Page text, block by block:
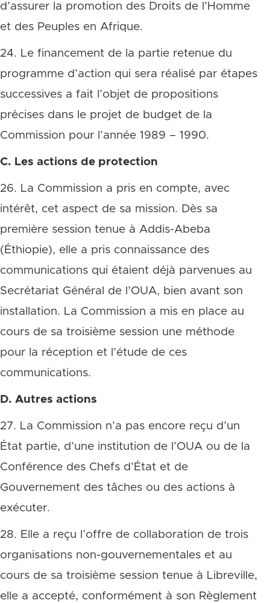
d’assurer la promotion des Droits de l’Homme
et des Peuples en Afrique.
24. Le financement de la partie retenue du
programme d’action qui sera réalisé par étapes
successives a fait l’objet de propositions
précises dans le projet de budget de la
Commission pour l’année 1989 – 1990.
C. Les actions de protection
26. La Commission a pris en compte, avec
intérêt, cet aspect de sa mission. Dès sa
première session tenue à Addis-Abeba
(Éthiopie), elle a pris connaissance des
communications qui étaient déjà parvenues au
Secrétariat Général de l’OUA, bien avant son
installation. La Commission a mis en place au
cours de sa troisième session une méthode
pour la réception et l’étude de ces
communications.
D. Autres actions
27. La Commission n’a pas encore reçu d’un
État partie, d’une institution de l’OUA ou de la
Conférence des Chefs d’État et de
Gouvernement des tâches ou des actions à
exécuter.
28. Elle a reçu l’offre de collaboration de trois
organisations non-gouvernementales et au
cours de sa troisième session tenue à Libreville,
elle a accepté, conformément à son Règlement